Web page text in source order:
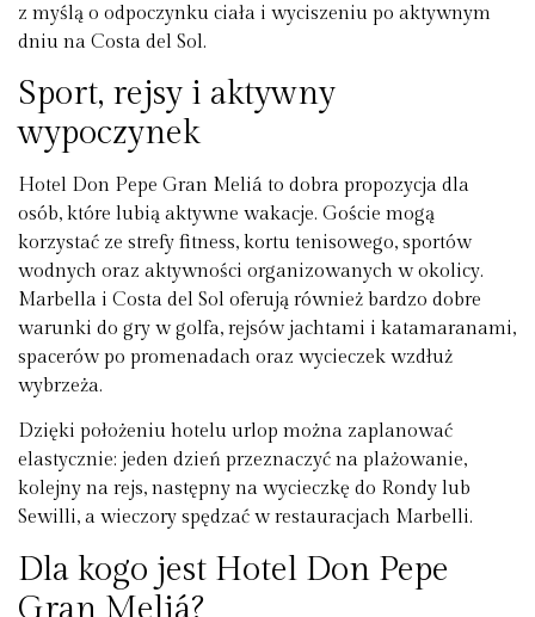
z myślą o odpoczynku ciała i wyciszeniu po aktywnym
dniu na Costa del Sol.
Sport, rejsy i aktywny
wypoczynek
Hotel Don Pepe Gran Meliá to dobra propozycja dla
osób, które lubią aktywne wakacje. Goście mogą
korzystać ze strefy fitness, kortu tenisowego, sportów
wodnych oraz aktywności organizowanych w okolicy.
Marbella i Costa del Sol oferują również bardzo dobre
warunki do gry w golfa, rejsów jachtami i katamaranami,
spacerów po promenadach oraz wycieczek wzdłuż
wybrzeża.
Dzięki położeniu hotelu urlop można zaplanować
elastycznie: jeden dzień przeznaczyć na plażowanie,
kolejny na rejs, następny na wycieczkę do Rondy lub
Sewilli, a wieczory spędzać w restauracjach Marbelli.
Dla kogo jest Hotel Don Pepe
Gran Meliá?